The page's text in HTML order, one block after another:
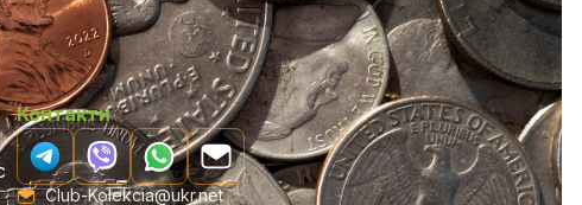
Контакти
Club-Kolekcia@ukr.net